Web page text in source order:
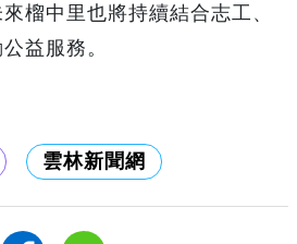
榴中里也將持續結合志工、
益服務。
雲林新聞網